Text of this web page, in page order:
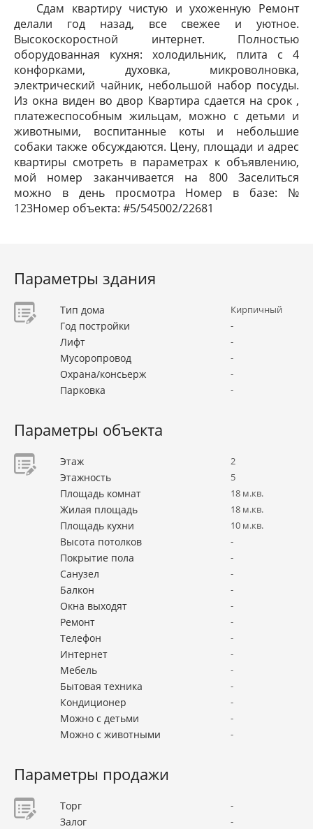
Сдам квартиру чистую и ухоженную Ремонт
делали год назад, все свежее и уютное.
Высокоскоростной интернет. Полностью
оборудованная кухня: холодильник, плита с 4
конфорками, духовка, микроволновка,
электрический чайник, небольшой набор посуды.
Из окна виден во двор Квартира сдается на срок ,
платежеспособным жильцам, можно с детьми и
животными, воспитанные коты и небольшие
собаки также обсуждаются. Цену, площади и адрес
квартиры смотреть в параметрах к объявлению,
мой номер заканчивается на 800 Заселиться
можно в день просмотра Номер в базе: №
123Номер объекта: #5/545002/22681
Параметры здания
Тип дома Кирпичный
Год постройки -
Лифт -
Мусоропровод -
Охрана/консьерж -
Парковка -
Параметры объекта
Этаж 2
Этажность 5
Площадь комнат 18 м.кв.
Жилая площадь 18 м.кв.
Площадь кухни 10 м.кв.
Высота потолков -
Покрытие пола -
Санузел -
Балкон -
Окна выходят -
Ремонт -
Телефон -
Интернет -
Мебель -
Бытовая техника -
Кондиционер -
Можно с детьми -
Можно с животными -
Параметры продажи
Торг -
Залог -